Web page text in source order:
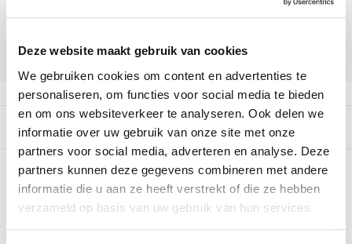
Deze website maakt gebruik van cookies
We gebruiken cookies om content en advertenties te
personaliseren, om functies voor social media te bieden
en om ons websiteverkeer te analyseren. Ook delen we
informatie over uw gebruik van onze site met onze
partners voor social media, adverteren en analyse. Deze
partners kunnen deze gegevens combineren met andere
informatie die u aan ze heeft verstrekt of die ze hebben
verzameld op basis van uw gebruik van hun services.
Beschrijving
NewerTech MacBook Pro 13-inch (4x
Thunderbolt 3) batterij 2018-2020